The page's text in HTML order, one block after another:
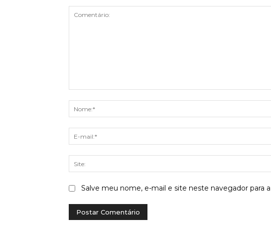
Salve meu nome, e-mail e site neste navegador para